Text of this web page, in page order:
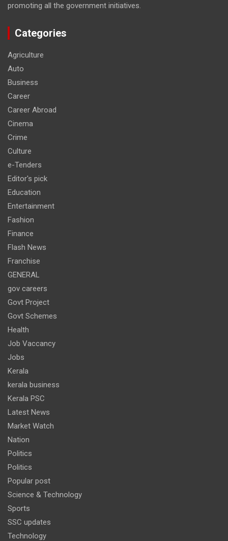
promoting all the government initiatives.
Categories
Agriculture
Auto
Business
Career
Career Abroad
Cinema
Crime
Culture
e-Tenders
Editor's pick
Education
Entertainment
Fashion
Finance
Flash News
Franchise
GENERAL
gov careers
Govt Project
Govt Schemes
Health
Job Vaccancy
Jobs
Kerala
kerala business
Kerala PSC
Latest News
Market Watch
Nation
Politics
Politics
Popular post
Science & Technology
Sports
SSC updates
Technology